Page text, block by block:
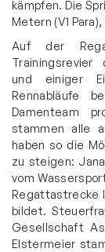
kämpfen. Die
Metern (V1
Auf der
Trainingsrevier
und einiger
Rennabläufe
Damenteam
stammen alle
haben so die
zu steigen:
vom
Regattastrecke
bildet.
Gesellschaft
Elstermeier